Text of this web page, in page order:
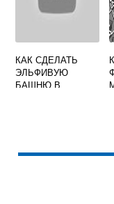
КАК СДЕЛАТЬ
ЭЛЬФИВУЮ
БАШНЮ В